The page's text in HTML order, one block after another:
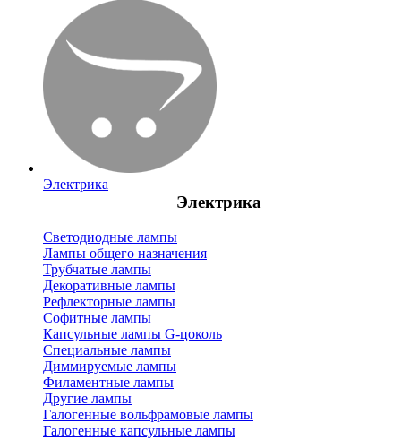
Электрика
Электрика
Светодиодные лампы
Лампы общего назначения
Трубчатые лампы
Декоративные лампы
Рефлекторные лампы
Софитные лампы
Капсульные лампы G-цоколь
Специальные лампы
Диммируемые лампы
Филаментные лампы
Другие лампы
Галогенные вольфрамовые лампы
Галогенные капсульные лампы